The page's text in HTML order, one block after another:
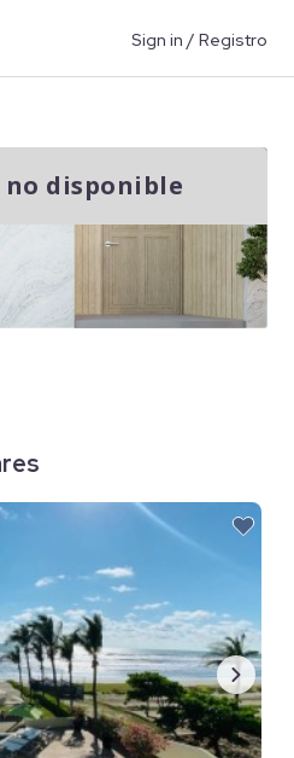
Sign in / Registro
no disponible